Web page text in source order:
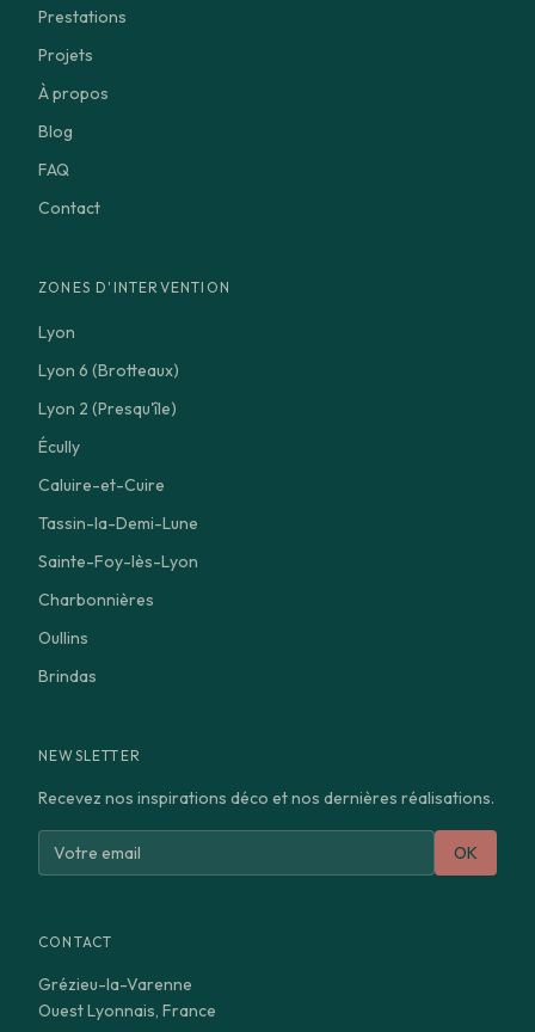
Prestations
Projets
À propos
Blog
FAQ
Contact
ZONES D'INTERVENTION
Lyon
Lyon 6 (Brotteaux)
Lyon 2 (Presqu'île)
Écully
Caluire-et-Cuire
Tassin-la-Demi-Lune
Sainte-Foy-lès-Lyon
Charbonnières
Oullins
Brindas
NEWSLETTER
Recevez nos inspirations déco et nos dernières réalisations.
OK
CONTACT
Grézieu-la-Varenne
Ouest Lyonnais, France